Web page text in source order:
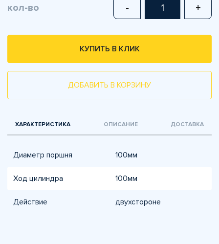
кол-во - +
КУПИТЬ В КЛИК
ДОБАВИТЬ В КОРЗИНУ
ХАРАКТЕРИСТИКА ОПИСАНИЕ ДОСТАВКА
Диаметр поршня 100мм
Ход цилиндра 100мм
Действиe двухсторонe